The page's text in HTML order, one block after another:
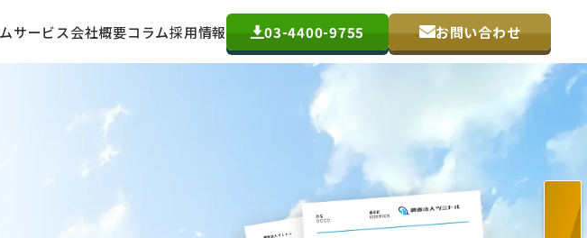
サービス会社概要コラム採用情報 03-4400-9755 お問い合わせ